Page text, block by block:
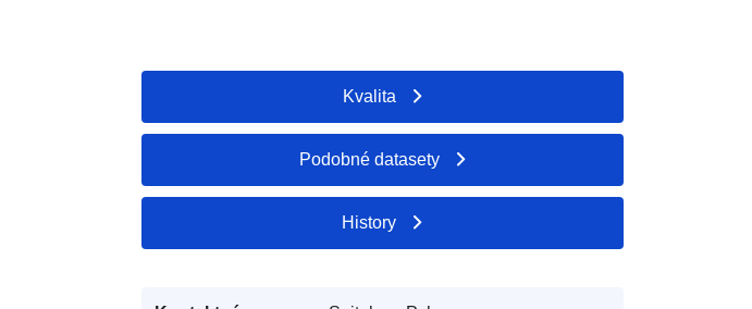
Kvalita
Podobné datasety
History